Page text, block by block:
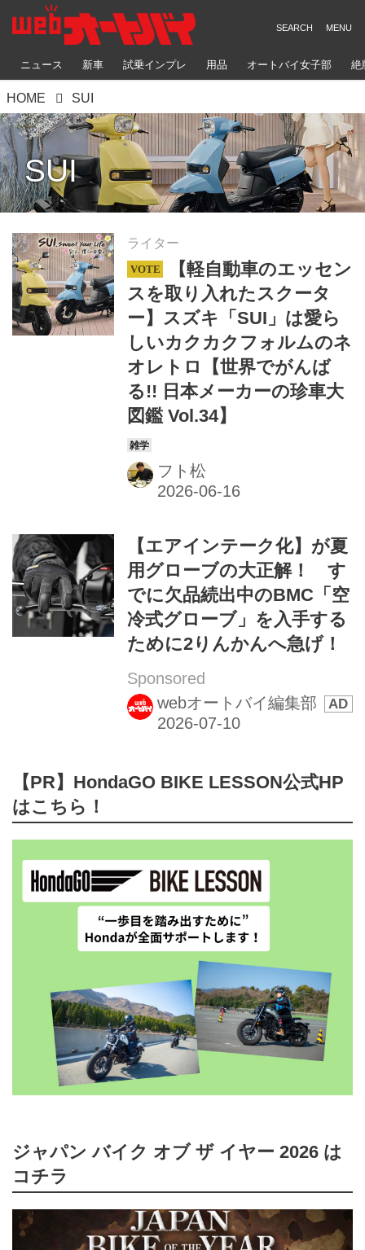
ニュース 新車 試乗インプレ 用品 オートバイ女子部 絶
HOME SUI
SUI
ライター
【軽自動車のエッセン
スを取り入れたスクータ
ー】スズキ「SUI」は愛ら
しいカクカクフォルムのネ
オレトロ【世界でがんば
る!! 日本メーカーの珍車大
図鑑 Vol.34】
フト松
【エアインテーク化】が夏
用グローブの大正解！ す
でに欠品続出中のBMC「空
冷式グローブ」を入手する
ために2りんかんへ急げ！
Sponsored
webオートバイ編集部
【PR】HondaGO BIKE LESSON公式HP
はこちら！
ジャパン バイク オブ ザ イヤー 2026 は
コチラ